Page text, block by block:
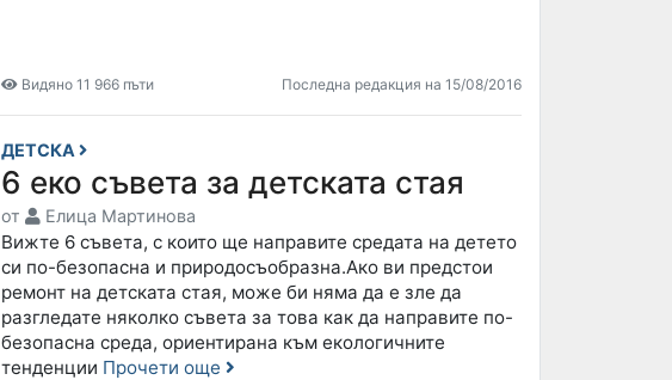
Видяно 11 966 пъти Последна редакция на 15/08/2016
ДЕТСКА
6 еко съвета за детската стая
от Елица Мартинова
Вижте 6 съвета, с които ще направите средата на детето
си по-безопасна и природосъобразна.Ако ви предстои
ремонт на детската стая, може би няма да е зле да
разгледате няколко съвета за това как да направите по-
безопасна среда, ориентирана към екологичните
тенденции Прочети още